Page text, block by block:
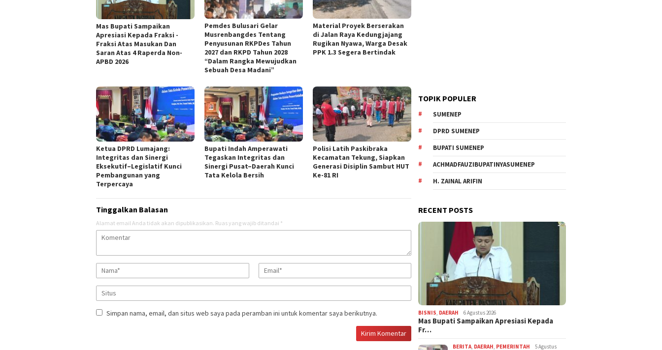
Mas Bupati Sampaikan
Apresiasi Kepada Fraksi -
Fraksi Atas Masukan Dan
Saran Atas 4 Raperda Non-
APBD 2026
Pemdes Bulusari Gelar
Musrenbangdes Tentang
Penyusunan RKPDes Tahun
2027 dan RKPD Tahun 2028
“Dalam Rangka Mewujudkan
Sebuah Desa Madani”
Material Proyek Berserakan
di Jalan Raya Kedungjajang
Rugikan Nyawa, Warga Desak
PPK 1.3 Segera Bertindak
Ketua DPRD Lumajang:
Integritas dan Sinergi
Eksekutif–Legislatif Kunci
Pembangunan yang
Terpercaya
Bupati Indah Amperawati
Tegaskan Integritas dan
Sinergi Pusat–Daerah Kunci
Tata Kelola Bersih
Polisi Latih Paskibraka
Kecamatan Tekung, Siapkan
Generasi Disiplin Sambut HUT
Ke-81 RI
Tinggalkan Balasan
Alamat email Anda tidak akan dipublikasikan. Ruas yang wajib ditandai *
Simpan nama, email, dan situs web saya pada peramban ini untuk komentar saya berikutnya.
TOPIK POPULER
SUMENEP
DPRD SUMENEP
BUPATI SUMENEP
ACHMADFAUZIBUPATINYASUMENEP
H. ZAINAL ARIFIN
RECENT POSTS
BISNIS, DAERAH 6 Agustus 2026
Mas Bupati Sampaikan Apresiasi Kepada
Fr…
BERITA, DAERAH, PEMERINTAH 5 Agustus